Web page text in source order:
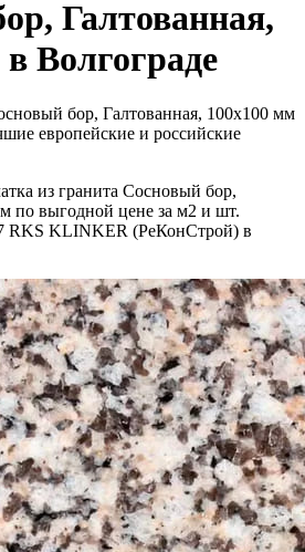
Галтованная,
Волгограде
бор, Галтованная, 100х100 мм
европейские и российские
из гранита Сосновый бор,
по выгодной цене за м2 и шт.
RKS KLINKER (РеКонСтрой) в